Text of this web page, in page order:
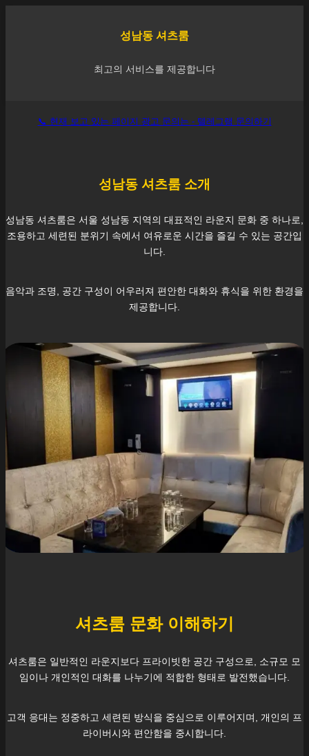
성남동 셔츠룸
최고의 서비스를 제공합니다
📞 현재 보고 있는 페이지 광고 문의는 - 텔레그램 문의하기
성남동 셔츠룸 소개
성남동 셔츠룸은 서울 성남동 지역의 대표적인 라운지 문화 중 하나로,
조용하고 세련된 분위기 속에서 여유로운 시간을 즐길 수 있는 공간입
니다.
음악과 조명, 공간 구성이 어우러져 편안한 대화와 휴식을 위한 환경을
제공합니다.
셔츠룸 문화 이해하기
셔츠룸은 일반적인 라운지보다 프라이빗한 공간 구성으로, 소규모 모
임이나 개인적인 대화를 나누기에 적합한 형태로 발전했습니다.
고객 응대는 정중하고 세련된 방식을 중심으로 이루어지며, 개인의 프
라이버시와 편안함을 중시합니다.